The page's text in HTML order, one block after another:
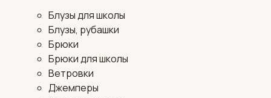
Блузы для школы
Блузы, рубашки
Брюки
Брюки для школы
Ветровки
Джемперы